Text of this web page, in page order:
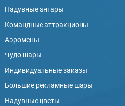
Надувные ангары
Командные аттракционы
Аэромены
Чудо шары
Индивидуальные заказы
Большие рекламные шары
Надувные цветы